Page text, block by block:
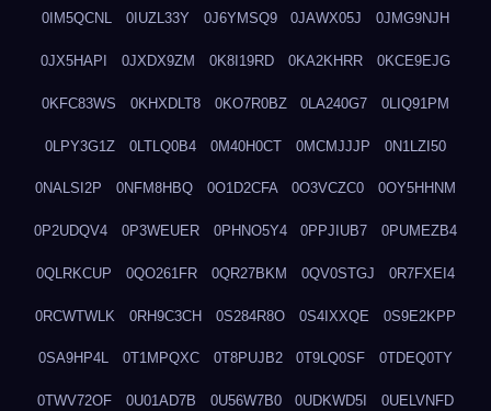
0IM5QCNL 0IUZL33Y 0J6YMSQ9 0JAWX05J 0JMG9NJH
0JX5HAPI 0JXDX9ZM 0K8I19RD 0KA2KHRR 0KCE9EJG
0KFC83WS 0KHXDLT8 0KO7R0BZ 0LA240G7 0LIQ91PM
0LPY3G1Z 0LTLQ0B4 0M40H0CT 0MCMJJJP 0N1LZI50
0NALSI2P 0NFM8HBQ 0O1D2CFA 0O3VCZC0 0OY5HHNM
0P2UDQV4 0P3WEUER 0PHNO5Y4 0PPJIUB7 0PUMEZB4
0QLRKCUP 0QO261FR 0QR27BKM 0QV0STGJ 0R7FXEI4
0RCWTWLK 0RH9C3CH 0S284R8O 0S4IXXQE 0S9E2KPP
0SA9HP4L 0T1MPQXC 0T8PUJB2 0T9LQ0SF 0TDEQ0TY
0TWV72OF 0U01AD7B 0U56W7B0 0UDKWD5I 0UELVNFD